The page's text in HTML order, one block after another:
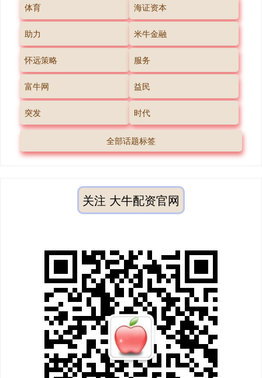
体育 海证资本
助力 米牛金融
怀远策略 服务
富牛网 益民
突发 时代
全部话题标签
关注 大牛配资官网